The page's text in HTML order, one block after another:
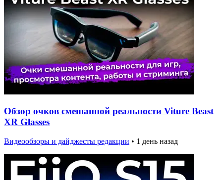
Обзор очков смешанной реальности Viture Beast
XR Glasses
Видеообзоры и дайджесты редакции • 1 день назад